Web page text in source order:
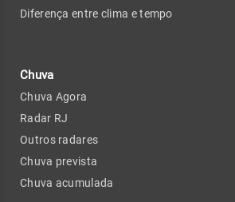
Diferença entre clima e tempo
Chuva
Chuva Agora
Radar RJ
Outros radares
Chuva prevista
Chuva acumulada